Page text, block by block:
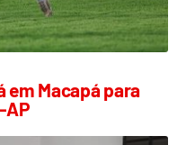
em Macapá para
AP